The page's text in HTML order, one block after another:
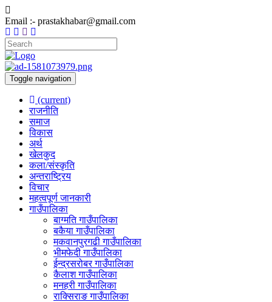
Email :- prastakhabar@gmail.com
Toggle navigation
(current)
राजनीति
समाज
विकास
अर्थ
खेलकुद
कला/संस्कृति
अन्तराष्ट्रिय
विचार
महत्वपूर्ण जानकारी
गाउँपालिका
बाग्मति गाउँपालिका
बकैया गाउँपालिका
मकवानपुरगढी गाउँपालिका
भीमफेदी गाउँपालिका
ईन्द्रसरोबर गाउँपालिका
कैलाश गाउँपालिका
मनहरी गाउँपालिका
राक्सिराङ गाउँपालिका